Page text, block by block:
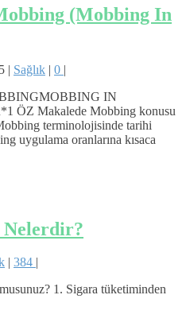
(Mobbing In
| Sağlık | 0 |
IN
ÖZ Makalede Mobbing konusu
terminolojisinde tarihi
uygulama oranlarına kısaca
Nelerdir?
| 384 |
1. Sigara tüketiminden